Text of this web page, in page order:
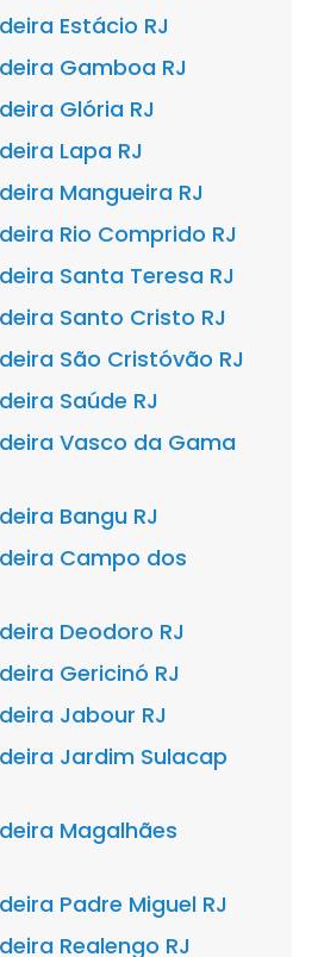
Estácio RJ
Gamboa RJ
Glória RJ
Lapa RJ
Mangueira RJ
Rio Comprido RJ
Santa Teresa RJ
Santo Cristo RJ
São Cristóvão RJ
Saúde RJ
Vasco da Gama
Bangu RJ
Campo dos
Deodoro RJ
Gericinó RJ
Jabour RJ
Jardim Sulacap
Magalhães
Padre Miguel RJ
Realengo RJ